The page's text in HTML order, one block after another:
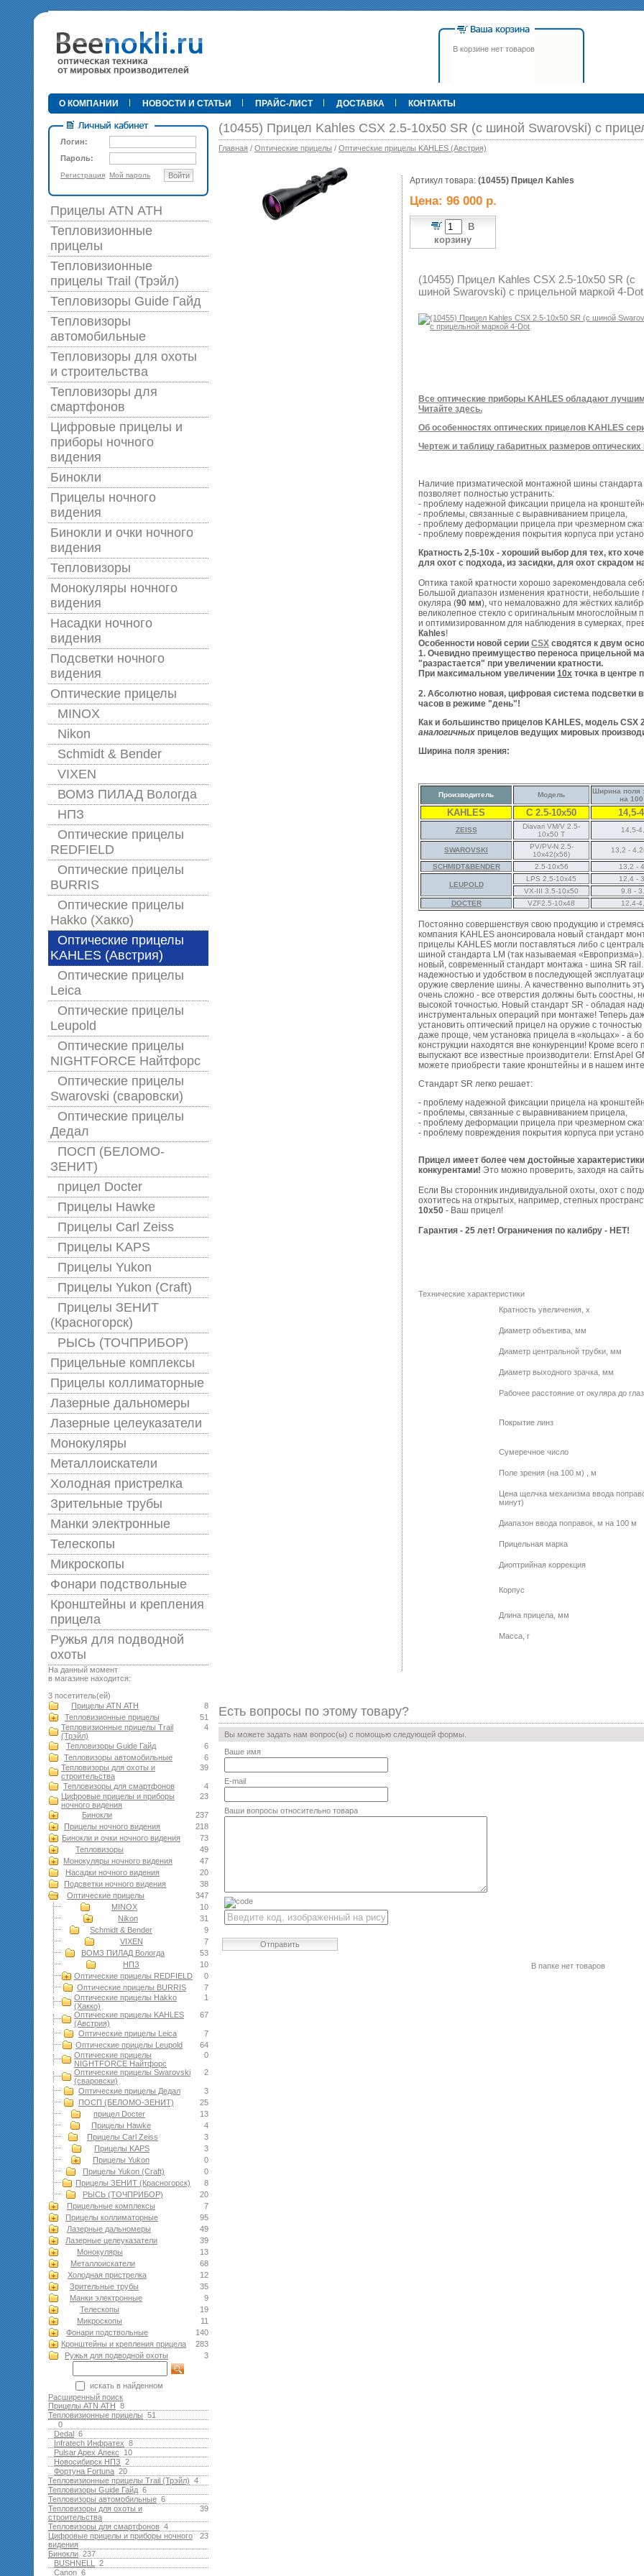
• В корзине нет товаров
89 000 р. 79 900 р.
Прицел ATN X-Sight-4k Pro,
3-14, день/ночь (до
600м/400м), трубка 30мм,
фото/видео, IOS/Android, до
6000Дж, 940гр.
395 000 р.
О КОМПАНИИ НОВОСТИ И СТАТЬИ ПРАЙС-ЛИСТ ДОСТАВКА КОНТАКТЫ
Логин:
Пароль:
Регистрация Мой пароль Войти
Прицелы ATN АТН
Тепловизионные
прицелы
Тепловизионные
прицелы Trail (Трэйл)
Тепловизоры Guide Гайд
Тепловизоры
автомобильные
Тепловизоры для охоты
и строительства
Тепловизоры для
смартфонов
Цифровые прицелы и
приборы ночного
видения
Бинокли
Прицелы ночного
видения
Бинокли и очки ночного
видения
Тепловизоры
Монокуляры ночного
видения
Насадки ночного
видения
Подсветки ночного
видения
Оптические прицелы
MINOX
Nikon
Schmidt & Bender
VIXEN
ВОМЗ ПИЛАД Вологда
НПЗ
Оптические прицелы
REDFIELD
Оптические прицелы
BURRIS
Оптические прицелы
Hakko (Хакко)
Оптические прицелы
KAHLES (Австрия)
Оптические прицелы
Leica
Оптические прицелы
Leupold
Оптические прицелы
NIGHTFORCE Найтфорс
Оптические прицелы
Swarovski (сваровски)
Оптические прицелы
Дедал
ПОСП (БЕЛОМО-
ЗЕНИТ)
прицел Docter
Прицелы Hawke
Прицелы Carl Zeiss
Прицелы KAPS
Прицелы Yukon
Прицелы Yukon (Craft)
Прицелы ЗЕНИТ
(Красногорск)
РЫСЬ (ТОЧПРИБОР)
Прицельные комплексы
Прицелы коллиматорные
Лазерные дальномеры
Лазерные целеуказатели
Монокуляры
Металлоискатели
Холодная пристрелка
Зрительные трубы
Манки электронные
Телескопы
Микроскопы
Фонари подствольные
Кронштейны и крепления
прицела
Ружья для подводной
оxоты
На данный момент
в магазине находится:
3 посетитель(ей)
8
Прицелы ATN АТН
51
Тепловизионные прицелы
4
Тепловизионные прицелы Trail
(Трэйл)
6
Тепловизоры Guide Гайд
6
Тепловизоры автомобильные
39
Тепловизоры для охоты и
строительства
4
Тепловизоры для смартфонов
23
Цифровые прицелы и приборы
ночного видения
237
Бинокли
218
Прицелы ночного видения
73
Бинокли и очки ночного видения
49
Тепловизоры
47
Монокуляры ночного видения
20
Насадки ночного видения
38
Подсветки ночного видения
347
Оптические прицелы
10
MINOX
31
Nikon
9
Schmidt & Bender
7
VIXEN
53
ВОМЗ ПИЛАД Вологда
10
НПЗ
0
Оптические прицелы REDFIELD
7
Оптические прицелы BURRIS
1
Оптические прицелы Hakko
(Хакко)
67
Оптические прицелы KAHLES
(Австрия)
7
Оптические прицелы Leica
64
Оптические прицелы Leupold
0
Оптические прицелы
NIGHTFORCE Найтфорс
2
Оптические прицелы Swarovski
(сваровски)
3
Оптические прицелы Дедал
25
ПОСП (БЕЛОМО-ЗЕНИТ)
13
прицел Docter
4
Прицелы Hawke
3
Прицелы Carl Zeiss
3
Прицелы KAPS
0
Прицелы Yukon
0
Прицелы Yukon (Craft)
8
Прицелы ЗЕНИТ (Красногорск)
20
РЫСЬ (ТОЧПРИБОР)
7
Прицельные комплексы
95
Прицелы коллиматорные
49
Лазерные дальномеры
39
Лазерные целеуказатели
13
Монокуляры
68
Металлоискатели
12
Холодная пристрелка
35
Зрительные трубы
9
Манки электронные
19
Телескопы
11
Микроскопы
140
Фонари подствольные
283
Кронштейны и крепления прицела
3
Ружья для подводной оxоты
искать в найденном
Расширенный поиск
8
Прицелы ATN АТН
51
Тепловизионные прицелы
0
6
Dedal
8
Infratech Инфратех
10
Pulsar Apex Апекс
2
Новосибирск НПЗ
20
Фортуна Fortuna
4
Тепловизионные прицелы Trail (Трэйл)
6
Тепловизоры Guide Гайд
6
Тепловизоры автомобильные
39
Тепловизоры для охоты и
строительства
4
Тепловизоры для смартфонов
23
Цифровые прицелы и приборы ночного
видения
237
Бинокли
2
BUSHNELL
6
Canon
(10455) Прицел Kahles CSX 2.5-10x50 SR (с шиной Swarovski) с
Главная / Оптические прицелы / Оптические прицелы KAHLES (Австрия)
Артикул товара: (10455) Прицел Kahles
Цена: 96 000 р.
В
корзину
(10455) Прицел Kahles CSX 2.5-10x50 SR (с
шиной Swarovski) с прицельной маркой 4-Dot
Все оптические приборы KAHLES обладают
Читайте здесь.
Об особенностях оптических прицелов KAHLES
Чертеж и таблицу габаритных размеров
Наличие призматической монтажной шины
позволяет полностью устранить:
- проблему надежной фиксации прицела на
- проблемы, связанные с выравниванием прицела,
- проблему деформации прицела при чрезмерном
- проблему повреждения покрытия корпуса при
Кратность 2,5-10х - хороший выбор для тех, кто
для охот с подхода, из засидки, для охот скрадом
Оптика такой кратности хорошо зарекомендовала
Большой диапазон изменения кратности, небольшие
окуляра (90 мм), что немаловажно для жёстких
великолепное стекло с оригинальным
и оптимизированном для наблюдения в сумерках,
Кahles!
Особенности новой серии CSX сводятся к двум
1. Очевидно преимущество переноса прицельной
"разрастается" при увеличении кратности.
При максимальном увеличении 10х точка в центре
2. Абсолютно новая, цифровая система
часов в режиме "день"!
Как и большинство прицелов KAHLES, модель CSX
аналогичных прицелов ведущих мировых
Ширина поля зрения:
Производитель Модель
Ширина поля
на
KAHLES C 2.5-10x50 14,5-
ZEISS
Diavari VM/V 2.5-
10x50 T
14,5-
SWAROVSKI
PV/PV-N 2.5-
10x42(х56)
13,2 -
SCHMIDT&BENDER 2.5-10x56 13,2 -
LEUPOLD
LPS 2,5-10x45
12,4 -
VX-III 3.5-10x50
9.8 -
DOCTER
VZF2.5-10x48 12,4-
Постоянно совершенствуя свою продукцию и
компания KAHLES анонсировала новый стандарт
прицелы KAHLES могли поставляться либо с
шиной стандарта LM (так называемая
новый, современный стандарт монтажа - шина SR
надежностью и удобством в последующей
оружие сверление шины. А качественно выполнить
очень сложно - все отверстия должны быть соостны,
высокой точностью. Новый стандарт SR - обладая
инструментальных операций при монтаже! Теперь
установить оптический прицел на оружие с
даже проще, чем установка прицела в «кольцах» - а
конструкции находятся вне конкуренции! Кроме
выпускают все известные производители: Ernst Apel
можете приобрести такие кронштейны и в нашем
Стандарт SR легко решает:
- проблему надежной фиксации прицела на
- проблемы, связанные с выравниванием прицела,
- проблему деформации прицела при чрезмерном
- проблему повреждения покрытия корпуса при
Прицел имеет более чем достойные
конкурентами! Это можно проверить, заходя на
Если Вы сторонник индивидуальной охоты, охот с
охотитесь на открытых, например, степных
10x50 - Ваш прицел!
Гарантия - 25 лет! Ограничения по калибру - НЕТ!
Технические характеристики
Кратность увеличения, х
Диаметр объектива, мм
Диаметр центральной трубки, мм
Диаметр выходного зрачка, мм
Рабочее расстояние от окуляра до
Покрытие линз
Сумеречное число
Поле зрения (на 100 м) , м
Цена щелчка механизма ввода
минут)
Диапазон ввода поправок, м на 100 м
Прицельная марка
Диоптрийная коррекция
Корпус
Длина прицела, мм
Масса, г
Есть вопросы по этому товару?
Вы можете задать нам вопрос(ы) с помощью следующей формы.
Ваше имя
E-mail
Ваши вопросы относительно товара
Отправить
В папке нет товаров